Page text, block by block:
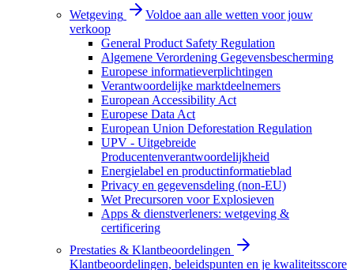
Wetgeving
Voldoe aan alle wetten voor jouw
verkoop
General Product Safety Regulation
Algemene Verordening Gegevensbescherming
Europese informatieverplichtingen
Verantwoordelijke marktdeelnemers
European Accessibility Act
Europese Data Act
European Union Deforestation Regulation
UPV - Uitgebreide
Producentenverantwoordelijkheid
Energielabel en productinformatieblad
Privacy en gegevensdeling (non-EU)
Wet Precursoren voor Explosieven
Apps & dienstverleners: wetgeving &
certificering
Prestaties & Klantbeoordelingen
Klantbeoordelingen, beleidspunten en je kwaliteitsscore